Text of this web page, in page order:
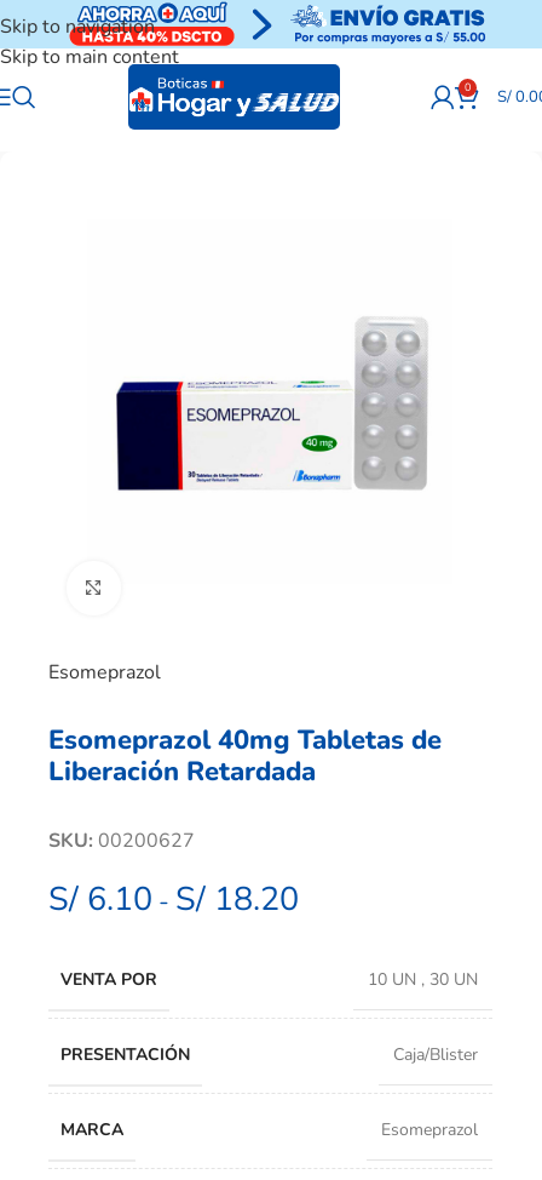
Skip to navigation
Skip to main content
0 S/
Esomeprazol
Esomeprazol 40mg Tabletas de
Liberación Retardada
SKU: 00200627
S/ 6.10 - S/ 18.20
VENTA POR 10 UN , 30 UN
PRESENTACIÓN Caja/Blister
MARCA Esomeprazol